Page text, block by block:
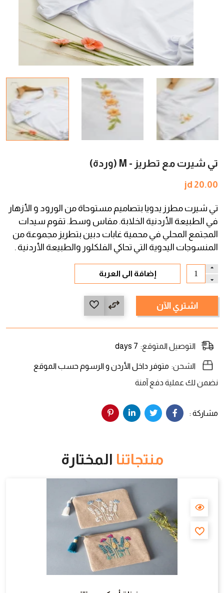
تي شيرت مع تطريز - M (وردة)
jd 20.00
تي شيرت مطرز يدويا بتصاميم مستوحاة من الورود و الأزهار
في الطبيعة الأردنية الخلابة. مقاس وسط. تقوم سيدات
المجتمع المحلي في محمية غابات دبين بتطريز مجموعة من
المنسوجات اليدوية التي تحاكي الفلكلور والطبيعة الأردنية .
إضافة الى العربة
اشتري الآن
التوصيل المتوقع: 7 days
الشحن: متوفر داخل الأردن و الرسوم حسب الموقع
نضمن لك عملية دفع آمنة
مشاركة :
منتجاتنا المختارة